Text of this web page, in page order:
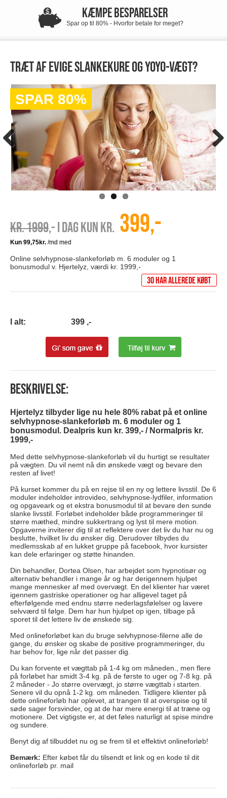
KÆMPE BESPARELSER
Spar op til 80% - Hvorfor betale for meget?
Træt af evige slankekure og yoyo-vægt?
SPAR 80%
Kr. 1999,- I dag kun kr. 399,-
Online selvhypnose-slankeforløb m. 6 moduler og 1
bonusmodul v. Hjertelyz, værdi kr. 1999,-
30 har allerede købt
I alt: 399 ,-
Beskrivelse:
Hjertelyz tilbyder lige nu hele 80% rabat på et online
selvhypnose-slankeforløb m. 6 moduler og 1
bonusmodul. Dealpris kun kr. 399,- / Normalpris kr.
1999,-
Med dette selvhypnose-slankeforløb vil du hurtigt se resultater
på vægten. Du vil nemt nå din ønskede vægt og bevare den
resten af livet!
På kurset kommer du på en rejse til en ny og lettere livsstil. De 6
moduler indeholder introvideo, selvhypnose-lydfiler, information
og opgaveark og et ekstra bonusmodul til at bevare den sunde
slanke livsstil. Forløbet indeholder både programmeringer til
større mæthed, mindre sukkertrang og lyst til mere motion.
Opgaverne inviterer dig til at reflektere over det liv du har nu og
beslutte, hvilket liv du ønsker dig. Derudover tilbydes du
medlemsskab af en lukket gruppe på facebook, hvor kursister
kan dele erfaringer og støtte hinanden.
Din behandler, Dortea Olsen, har arbejdet som hypnotisør og
alternativ behandler i mange år og har derigennem hjulpet
mange mennesker af med overvægt. En del klienter har været
igennem gastriske operationer og har alligevel taget på
efterfølgende med endnu større nederlagsfølelser og lavere
selvværd til følge. Dem har hun hjulpet op igen, tilbage på
sporet til det lettere liv de ønskede sig.
Med onlineforløbet kan du bruge selvhypnose-filerne alle de
gange, du ønsker og skabe de positive programmeringer, du
har behov for, lige når det passer dig.
Du kan forvente et vægttab på 1-4 kg om måneden., men flere
på forløbet har smidt 3-4 kg. på de første to uger og 7-8 kg. på
2 måneder - Jo større overvægt, jo større vægttab i starten.
Senere vil du opnå 1-2 kg. om måneden. Tidligere klienter på
dette onlineforløb har oplevet, at trangen til at overspise og til
søde sager forsvinder, og at de har mere energi til at træne og
motionere. Det vigtigste er, at det føles naturligt at spise mindre
og sundere.
Benyt dig af tilbuddet nu og se frem til et effektivt onlineforløb!
Bemærk: Efter købet får du tilsendt et link og en kode til dit
onlineforløb pr. mail